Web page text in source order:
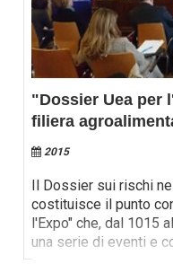
"Dossier Uea per
filiera
2015
Il Dossier sui rischi
costituisce il punto
l'Expo" che, dal 1015
una serie di eventi e